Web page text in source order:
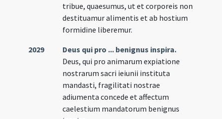
tribue, quaesumus, ut et corporeis non
destituamur alimentis et ab hostium
formidine liberemur.
2029
Deus qui pro ... benignus inspira.
Deus, qui pro animarum expiatione
nostrarum sacri ieiunii instituta
mandasti, fragilitati nostrae
adiumenta concede et affectum
caelestium mandatorum benignus